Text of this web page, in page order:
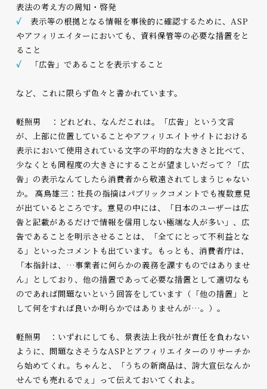
表法の考え方の周知・啓発
✓ 表示等の根拠となる情報を事後的に確認するために、ASP
やアフィリエイターにおいても、資料保管等の必要な措置をと
ること
✓
「広告」であることを表示すること
など、これに限らず色々と書かれています。
軽照男 ：どれどれ、なんだこれは。「広告」という文言
が、上部に位置していることやアフィリエイトサイトにおける
表示において使用されている文字の平均的な大きさと比べて、
少なくとも同程度の大きさにすることが望ましいだって？「広
告」の表示なんてしたら消費者から敬遠されてしまうじゃない
か。 高鳥雄三：社長の指摘はパブリックコメントでも複数意見
が出ているところです。意見の中には、「日本のユーザーは広
告と記載があるだけで情報を信用しない極端な人が多い」、広
告であることを明示させることは、「全てにとって不利益とな
る」といったコメントも出ています。もっとも、消費者庁は、
「本指針は、…事業者に何らかの義務を課すものではありませ
ん」としており、他の措置であって必要な措置として適切なも
のであれば問題ないという回答をしています（「他の措置」と
して何をすれば良いか明らかではありませんが…。）。
軽照男 ：いずれにしても、景表法上我が社が責任を負わない
ように、問題なさそうなASPとアフィリエイターのリサーチか
ら始めてくれ。ちゃんと、「うちの新商品は、誇大宣伝なんか
せんでも売れるでぇ」って伝えておいてくれよ。